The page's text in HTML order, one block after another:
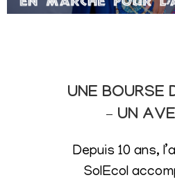
UNE BOURSE
– UN
Depuis 10 ans,
SolEcol